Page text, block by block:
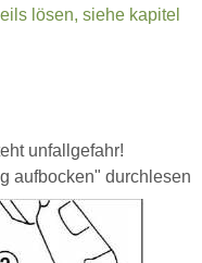
lösen, siehe kapitel
unfallgefahr!
aufbocken" durchlesen